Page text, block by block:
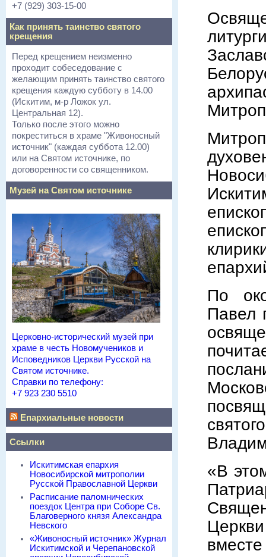
+7 (929) 303-15-00
Как принять таинство святого
крещения
Перед крещением неизменно
проходит собеседование с
желающим принять таинство святого
крещения каждую субботу в 14.00
(Искитим, м-р Ложок ул.
Центральная 12).
Только после этого можно
покреститься в храме "Живоносный
источник" (каждая суббота 12.00)
или на Святом источнике, по
договоренности со священником.
Музей на Святом источнике
Церковно-исторический музей при
храме в честь Новомучеников и
Исповедников Церкви Русской на
Святом источнике.
Справки по телефону:
+7 923 230 5510
Епархиальные новости
Ссылки
Искитимская епархия
Новосибирской митрополии
Русской Православной Церкви
Расписание паломнических
поездок Центра при Соборе Св.
Благоверного князя Александра
Невского
«Живоносный источник» Журнал
Искитимской и Черепановской
По
Павел
«В